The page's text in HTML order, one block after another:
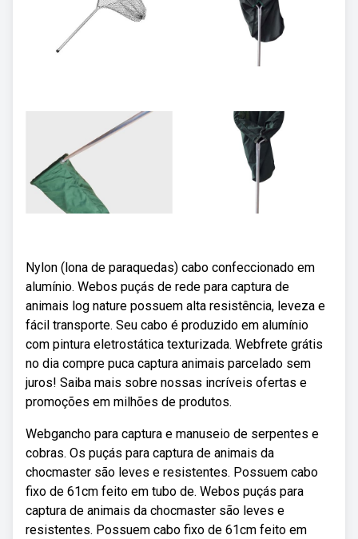
Nylon (lona de paraquedas) cabo confeccionado em
alumínio. Webos puçás de rede para captura de
animais log nature possuem alta resistência, leveza e
fácil transporte. Seu cabo é produzido em alumínio
com pintura eletrostática texturizada. Webfrete grátis
no dia compre puca captura animais parcelado sem
juros! Saiba mais sobre nossas incríveis ofertas e
promoções em milhões de produtos.
Webgancho para captura e manuseio de serpentes e
cobras. Os puçás para captura de animais da
chocmaster são leves e resistentes. Possuem cabo
fixo de 61cm feito em tubo de. Webos puçás para
captura de animais da chocmaster são leves e
resistentes. Possuem cabo fixo de 61cm feito em